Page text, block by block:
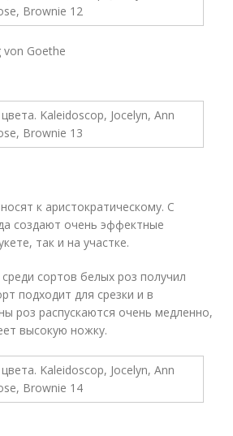
von Goethe
к аристократическому. С
создают очень эффектные
так и на участке.
сортов белых роз получил
подходит для срезки и в
роз распускаются очень медленно,
высокую ножку.